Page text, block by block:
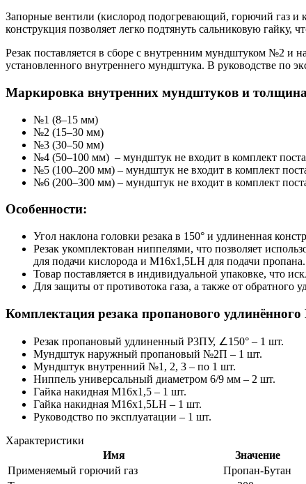
Запорные вентили (кислород подогревающий, горючий газ и
конструкция позволяет легко подтянуть сальниковую гайку,
Резак поставляется в сборе с внутренним мундштуком №2
установленного внутреннего мундштука. В руководстве по
Маркировка внутренних мундштуков и толщина
№1 (8–15 мм)
№2 (15–30 мм)
№3 (30–50 мм)
№4 (50–100 мм) – мундштук не входит в комплект
№5 (100–200 мм) – мундштук не входит в комплект
№6 (200–300 мм) – мундштук не входит в комплект
Особенности:
Угол наклона головки резака в 150° и удлиненная
Резак укомплектован ниппелями, что позволяет
для подачи кислорода и M16х1,5LH для подачи пропана.
Товар поставляется в индивидуальной упаковке, что
Для защиты от противотока газа, а также от
Комплектация резака пропанового
Резак пропановый удлиненный Р3ПУ, ∠150° – 1 шт.
Мундштук наружный пропановый №2П – 1 шт.
Мундштук внутренний №1, 2, 3 – по 1 шт.
Ниппель универсальный диаметром 6/9 мм – 2 шт.
Гайка накидная M16х1,5 – 1 шт.
Гайка накидная M16х1,5LH – 1 шт.
Руководство по эксплуатации – 1 шт.
Характеристики
Имя
Значение
Применяемый горючий газ
Пропан-Бутан